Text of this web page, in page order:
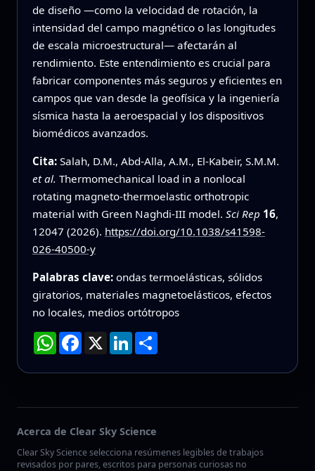
de diseño —como la velocidad de rotación, la
intensidad del campo magnético o las longitudes
de escala microestructural— afectarán al
rendimiento. Este entendimiento es crucial para
fabricar componentes más seguros y eficientes en
campos que van desde la geofísica y la ingeniería
sísmica hasta la aeroespacial y los dispositivos
biomédicos avanzados.
Cita: Salah, D.M., Abd-Alla, A.M., El-Kabeir, S.M.M.
et al. Thermomechanical load in a nonlocal
rotating magneto-thermoelastic orthotropic
material with Green Naghdi-III model. Sci Rep 16,
12047 (2026). https://doi.org/10.1038/s41598-
026-40500-y
Palabras clave: ondas termoelásticas, sólidos
giratorios, materiales magnetoelásticos, efectos
no locales, medios ortótropos
WhatsApp
Facebook
X LinkedInCompartir
Acerca de Clear Sky Science
Clear Sky Science selecciona resúmenes legibles de trabajos
revisados por pares, escritos para personas curiosas no